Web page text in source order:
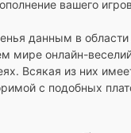
вашего
данным в
мире онлайн-
Всякая из них
с подобных